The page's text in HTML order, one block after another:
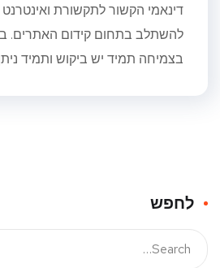
דינאמי הקשור לתקשורת
להשתלב בתחום קידום האתרים.
בצמיחה תמיד יש ביקוש ותמיד
לחפש